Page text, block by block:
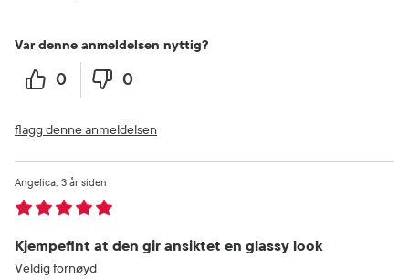
Var denne anmeldelsen nyttig?
0 0
flagg denne anmeldelsen
Kjempefint at den gir ansiktet en glassy look
3 år siden
Angelica
Veldig fornøyd